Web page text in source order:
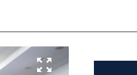
zoom_out_map